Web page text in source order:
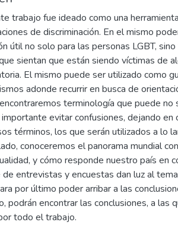
trabajo fue ideado como una
de discriminación. En el mismo
útil no solo para las personas LGBT,
sientan que están siendo víctimas de
El mismo puede ser utilizado como
adonde recurrir en busca de
terminología que puede no
evitar confusiones, dejando en
términos, los que serán utilizados a lo
conoceremos el panorama mundial
y cómo responde nuestro país en
de entrevistas y encuestas dan luz al
por último poder arribar a las
podrán encontrar las conclusiones, a las
todo el trabajo.